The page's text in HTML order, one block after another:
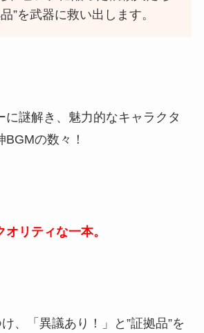
”を武器に救い出します。
に謎解き、魅力的なキャラクタ
の数々！
リティな一本。
、「異議あり！」と”証拠品”を